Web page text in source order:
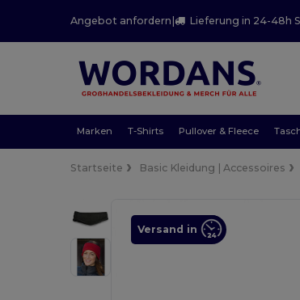
Angebot anfordern | Lieferung in 24-48h
Marken T-Shirts Pullover & Fleece
Startseite Basic Kleidung | Accessoires
Versand in